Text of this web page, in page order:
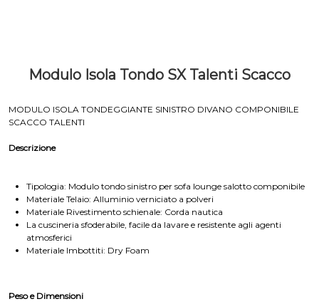
Modulo Isola Tondo SX Talenti Scacco
MODULO ISOLA TONDEGGIANTE SINISTRO DIVANO COMPONIBILE
SCACCO TALENTI
Descrizione
Tipologia: Modulo tondo sinistro per sofa lounge salotto componibile
Materiale Telaio: Alluminio verniciato a polveri
Materiale Rivestimento schienale: Corda nautica
La cuscineria sfoderabile, facile da lavare e resistente agli agenti
atmosferici
Materiale Imbottiti: Dry Foam
Peso e Dimensioni